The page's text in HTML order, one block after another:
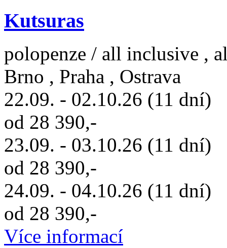
Kutsuras
polopenze / all inclusive ,
Brno , Praha , Ostrava
22.09. - 02.10.26 (11 dní)
od 28 390,-
23.09. - 03.10.26 (11 dní)
od 28 390,-
24.09. - 04.10.26 (11 dní)
od 28 390,-
Více informací